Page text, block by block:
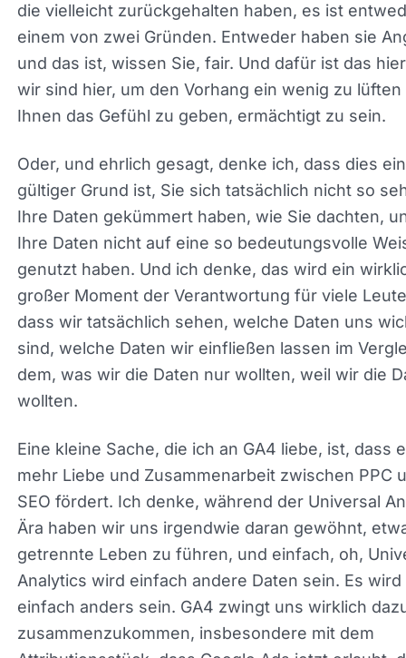
zur Verfügung haben. Und es ist definitiv nicht
schwieriger als es vorher war. Und ich denke, die
Leute, die vielleicht zurückgehalten haben, es ist
entweder aus einem von zwei Gründen.
haben sie Angst, und das ist, wissen Sie, fair.
ist das hier. Und wir sind hier, um den Vorhang ein
wenig zu lüften und Ihnen das Gefühl zu geben,
ermächtigt zu sein.
Oder, und ehrlich gesagt, denke ich, dass dies ein
gültiger Grund ist, Sie sich tatsächlich nicht so
Ihre Daten gekümmert haben, wie Sie dachten,
Ihre Daten nicht auf eine so bedeutungsvolle
genutzt haben. Und ich denke, das wird ein
sind, welche Daten wir einfließen lassen im
zu dem, was wir die Daten nur wollten, weil wir
Daten wollten.
Eine kleine Sache, die ich an GA4 liebe, ist, dass
mehr Liebe und Zusammenarbeit zwischen PPC
SEO fördert. Ich denke, während der Universal
Analytics-Ära haben wir uns irgendwie daran
etwas getrennte Leben zu führen, und einfach,